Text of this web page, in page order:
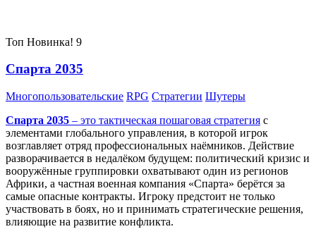
Топ Новинка! 9
Спарта 2035
Многопользовательские RPG Стратегии Шутеры
Спарта 2035 – это тактическая пошаговая стратегия с
элементами глобального управления, в которой игрок
возглавляет отряд профессиональных наёмников. Действие
разворачивается в недалёком будущем: политический кризис и
вооружённые группировки охватывают один из регионов
Африки, а частная военная компания «Спарта» берётся за
самые опасные контракты. Игроку предстоит не только
участвовать в боях, но и принимать стратегические решения,
влияющие на развитие конфликта.